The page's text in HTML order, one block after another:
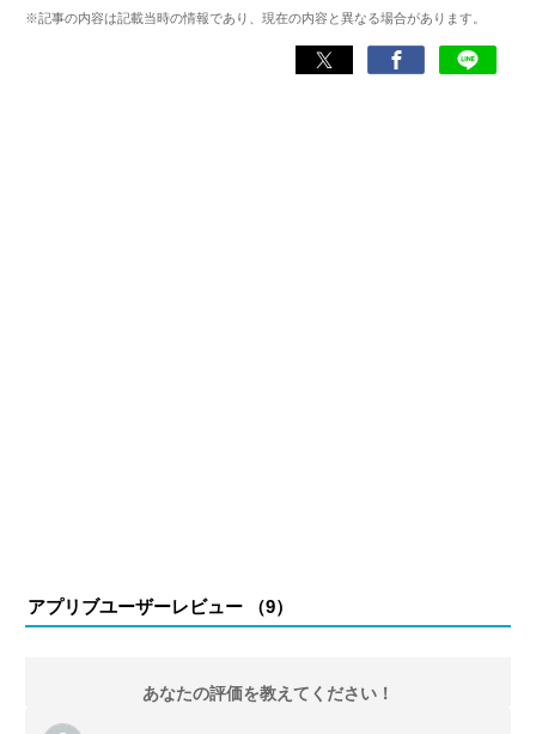
『TimeTree』『Measure』など700以上。
※記事の内容は記載当時の情報であり、現在の内容と異なる場合があります。
アプリブユーザーレビュー （9）
あなたの評価を教えてください！